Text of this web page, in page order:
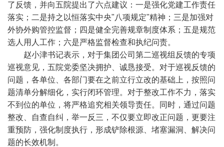
了反馈，并向五院提出了六点建议：一是强化党建工作责任
落实；二是持之以恒落实中央"八项规定"精神；三是加强对
外协外购管控监督；四是健全完善规章制度体系；五是规范
选人用人工作；六是严格监督检查和执纪问责。
赵小津书记表示，对于集团公司第二巡视组反馈的专项
巡视意见，五院党委坚决拥护、诚恳接受。对于巡视反馈的
问题，各单位、各部门要在之前立行立改的基础上，按照问
题清单分解细化，实行闭环管理。对于整改工作不力，落实
不到位的单位，将严格追究相关领导责任。同时，通过问题
整改、自查自纠，举一反三，不仅要立即改正问题，更要注
重预防，强化制度执行，形成铲除根源、堵塞漏洞、解决问
题的长效机制。